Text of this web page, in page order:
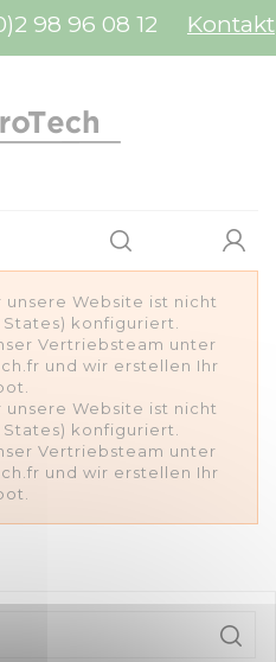
98 96 08 12 Kontakt
unsere Website ist nicht
konfiguriert.
Vertriebsteam unter
und wir erstellen Ihr
unsere Website ist nicht
konfiguriert.
Vertriebsteam unter
und wir erstellen Ihr